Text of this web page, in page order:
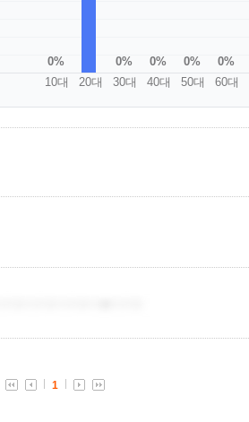
0%
10대
20대
0%
30대
0%
40대
0%
50대
0%
60대